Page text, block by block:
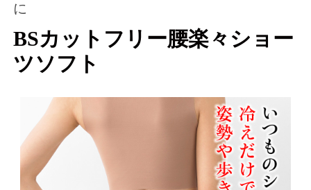
に
BSカットフリー腰楽々ショー
ツソフト